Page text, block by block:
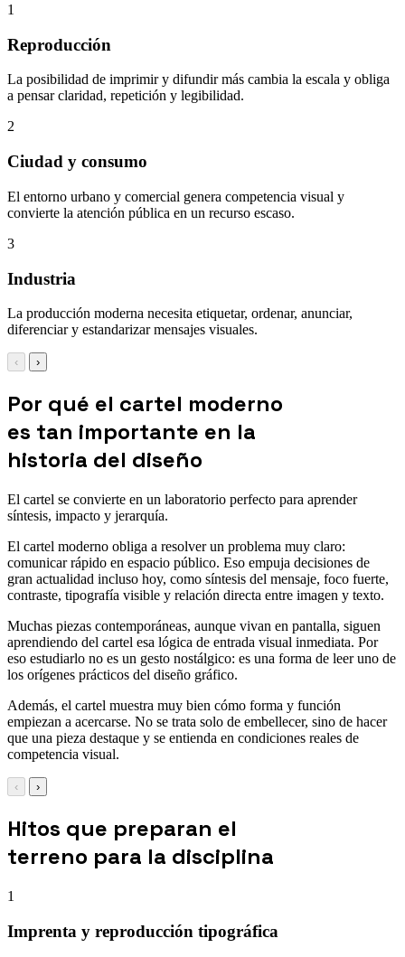
1
Reproducción
La posibilidad de imprimir y difundir más cambia la escala y obliga
a pensar claridad, repetición y legibilidad.
2
Ciudad y consumo
El entorno urbano y comercial genera competencia visual y
convierte la atención pública en un recurso escaso.
3
Industria
La producción moderna necesita etiquetar, ordenar, anunciar,
diferenciar y estandarizar mensajes visuales.
‹ ›
Por qué el cartel moderno
es tan importante en la
historia del diseño
El cartel se convierte en un laboratorio perfecto para aprender
síntesis, impacto y jerarquía.
El cartel moderno obliga a resolver un problema muy claro:
comunicar rápido en espacio público. Eso empuja decisiones de
gran actualidad incluso hoy, como síntesis del mensaje, foco fuerte,
contraste, tipografía visible y relación directa entre imagen y texto.
Muchas piezas contemporáneas, aunque vivan en pantalla, siguen
aprendiendo del cartel esa lógica de entrada visual inmediata. Por
eso estudiarlo no es un gesto nostálgico: es una forma de leer uno de
los orígenes prácticos del diseño gráfico.
Además, el cartel muestra muy bien cómo forma y función
empiezan a acercarse. No se trata solo de embellecer, sino de hacer
que una pieza destaque y se entienda en condiciones reales de
competencia visual.
‹ ›
Hitos que preparan el
terreno para la disciplina
1
Imprenta y reproducción tipográfica